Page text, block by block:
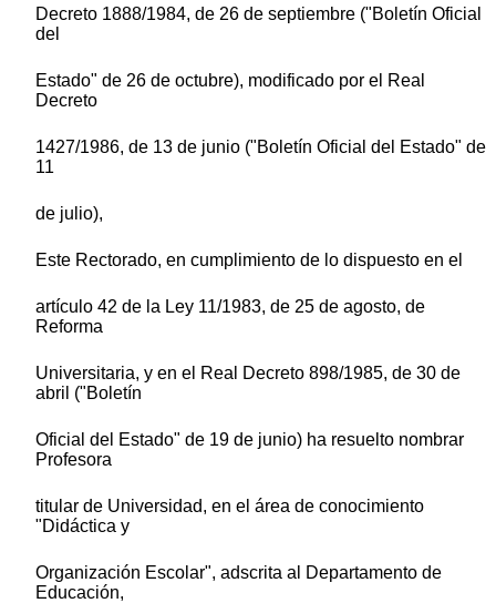
Decreto 1888/1984, de 26 de septiembre ("Boletín Oficial
del
Estado" de 26 de octubre), modificado por el Real
Decreto
1427/1986, de 13 de junio ("Boletín Oficial del Estado" de
11
de julio),
Este Rectorado, en cumplimiento de lo dispuesto en el
artículo 42 de la Ley 11/1983, de 25 de agosto, de
Reforma
Universitaria, y en el Real Decreto 898/1985, de 30 de
abril ("Boletín
Oficial del Estado" de 19 de junio) ha resuelto nombrar
Profesora
titular de Universidad, en el área de conocimiento
"Didáctica y
Organización Escolar", adscrita al Departamento de
Educación,